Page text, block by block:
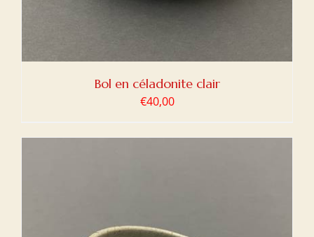
Bol en céladonite clair
€40,00